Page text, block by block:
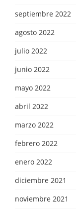
septiembre 2022
agosto 2022
julio 2022
junio 2022
mayo 2022
abril 2022
marzo 2022
febrero 2022
enero 2022
diciembre 2021
noviembre 2021